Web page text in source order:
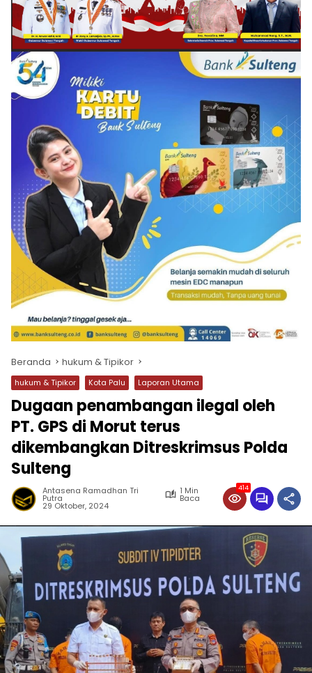
Beranda hukum & Tipikor
hukum & Tipikor Kota Palu Laporan Utama
Dugaan penambangan ilegal oleh
PT. GPS di Morut terus
dikembangkan Ditreskrimsus Polda
Sulteng
Antasena Ramadhan Tri
Putra
1 Min
Baca
29 Oktober, 2024
414